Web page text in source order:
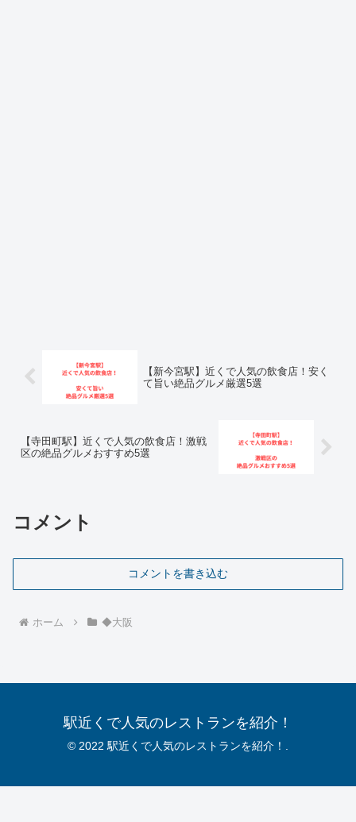
【新今宮駅】近くで人気の飲食店！安く
て旨い絶品グルメ厳選5選
【寺田町駅】近くで人気の飲食店！激戦
区の絶品グルメおすすめ5選
コメント
コメントを書き込む
ホーム ◆大阪
駅近くで人気のレストランを紹介！
© 2022 駅近くで人気のレストランを紹介！.